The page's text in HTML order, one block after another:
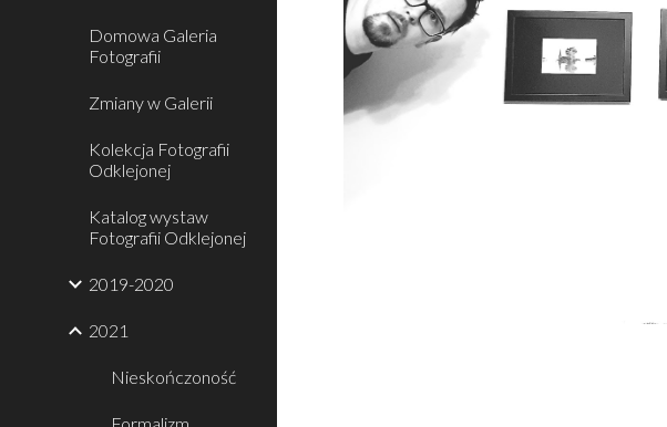
Domowa Galeria
Fotografii
Zmiany w Galerii
Kolekcja Fotografii
Odklejonej
Katalog wystaw
Fotografii Odklejonej
2019-2020
2021
Nieskończoność